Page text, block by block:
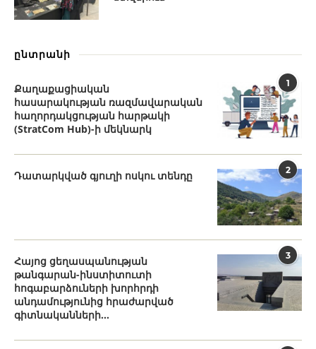
ընտրանի
1
Քաղաքացիական
հասարակության ռազմավարական
հաղորդակցության հարթակի
(StratCom Hub)-ի մեկնարկ
2
Դատարկված գյուղի ոսկու տենդը
3
Հայոց ցեղասպանության
թանգարան-ինստիտուտի
հոգաբարձուների խորհրդի
անդամությունից հրաժարված
գիտնականների...